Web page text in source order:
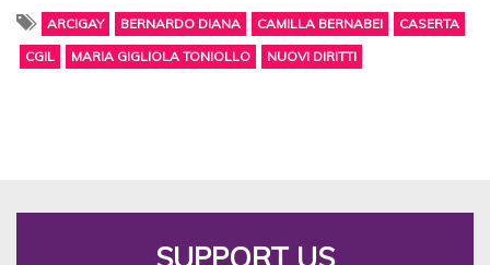
ARCIGAY BERNARDO DIANA CAMILLA BERNABEI
CASERTA
CGIL
MARIA GIGLIOLA TONIOLLO NUOVI DIRITTI